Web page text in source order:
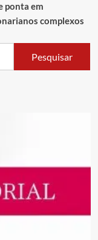
ponta em
complexos